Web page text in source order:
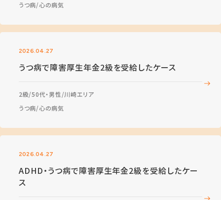
うつ病 心の病気
2026.04.27
うつ病で障害厚生年金2級を受給したケース
2級 50代・男性 川崎エリア
うつ病 心の病気
2026.04.27
ADHD・うつ病で障害厚生年金2級を受給したケー
ス